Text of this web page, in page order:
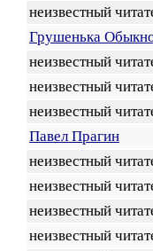
неизвестный
Грушенька
неизвестный
неизвестный
неизвестный
Павел Прагин
неизвестный
неизвестный
неизвестный
неизвестный